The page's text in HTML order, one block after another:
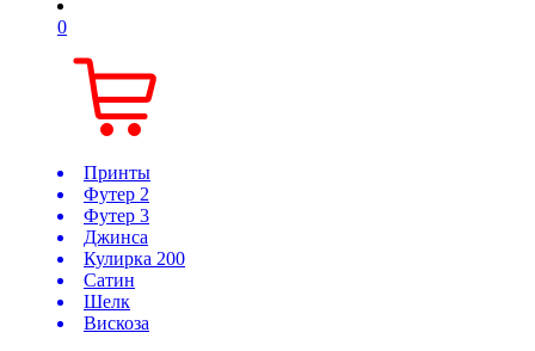
0
Принты
Футер 2
Футер 3
Джинса
Кулирка 200
Сатин
Шелк
Вискоза